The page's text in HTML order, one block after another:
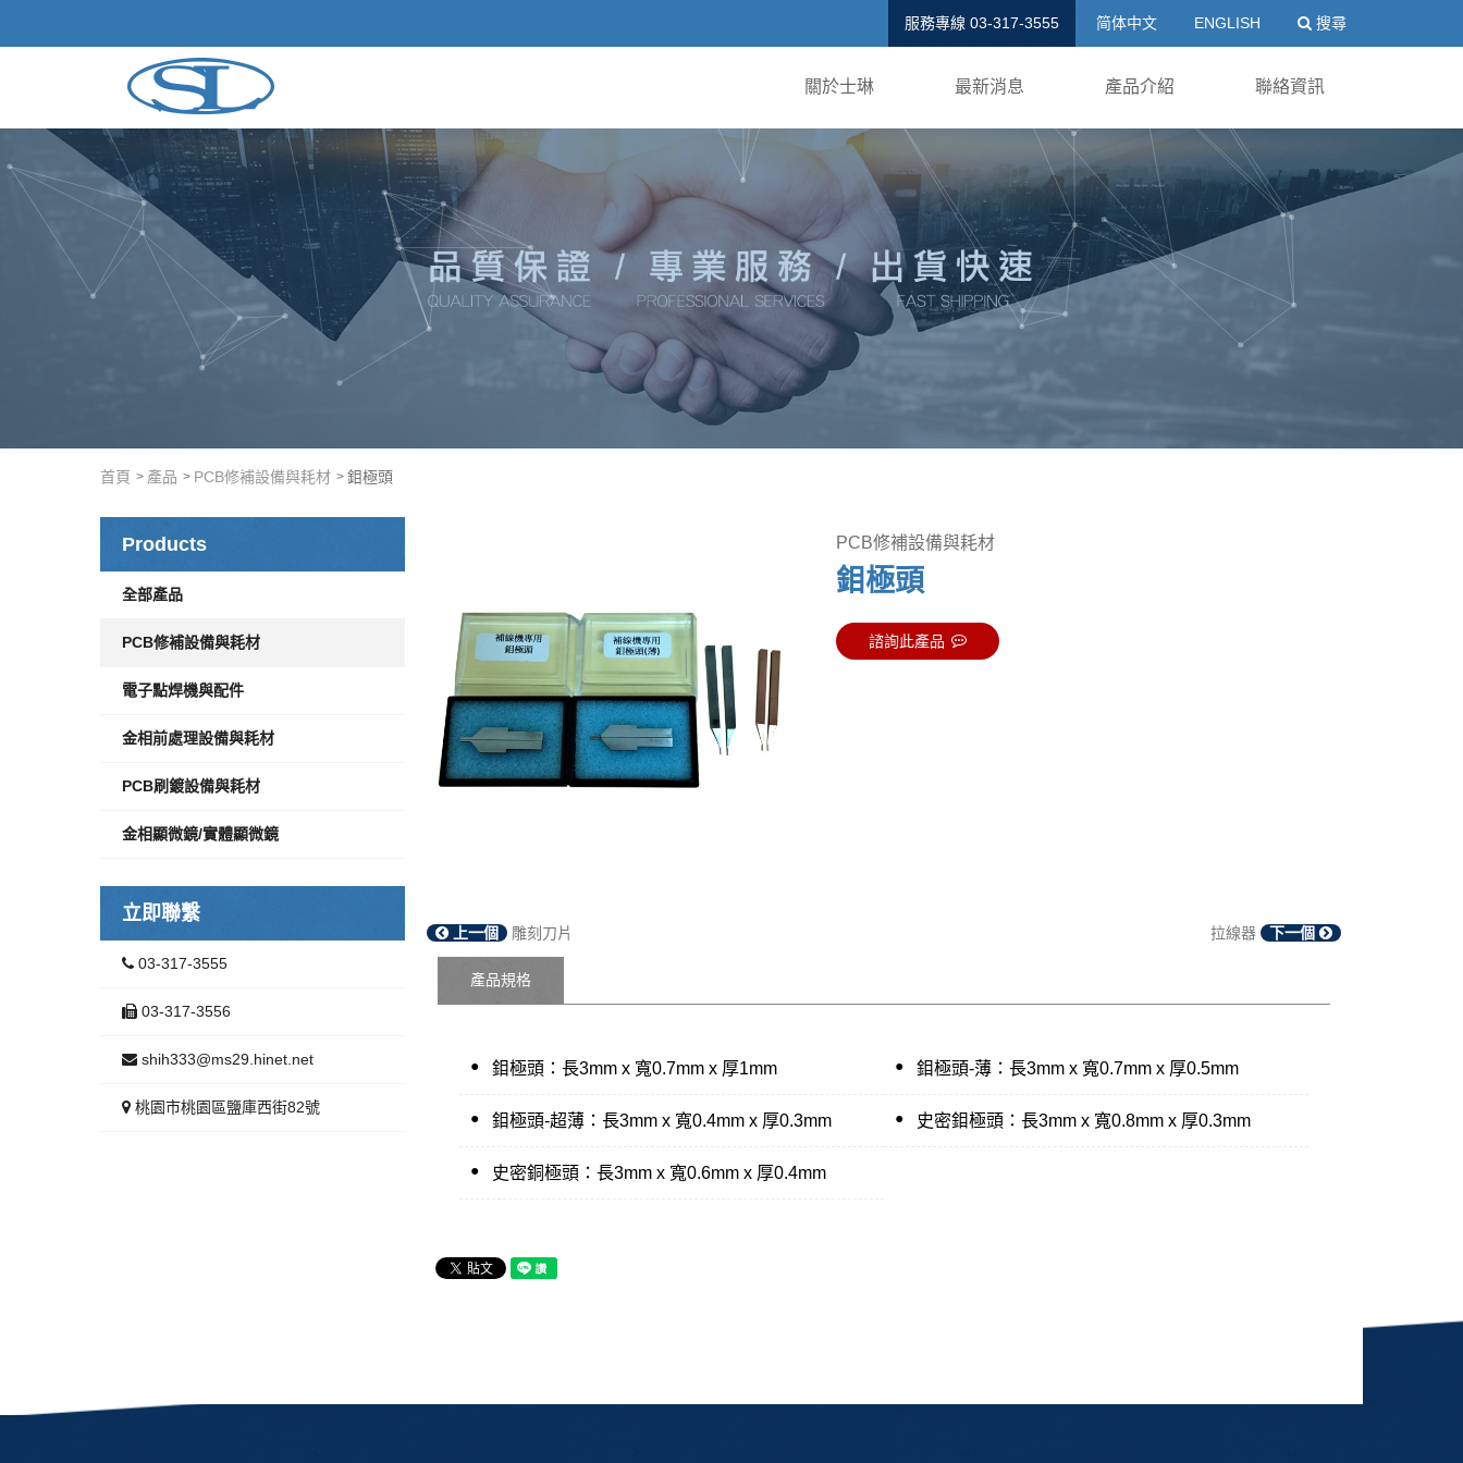
送出
服務專線 03-317-3555 简体中文 ENGLISH 搜尋
關於士琳 最新消息 產品介紹 聯絡資訊
首頁 產品 PCB修補設備與耗材 鉬極頭
Products
全部產品
PCB修補設備與耗材
電子點焊機與配件
金相前處理設備與耗材
PCB刷鍍設備與耗材
金相顯微鏡/實體顯微鏡
立即聯繫
03-317-3555
03-317-3556
shih333@ms29.hinet.net
桃園市桃園區鹽庫西街82號
PCB修補設備與耗材
鉬極頭
諮詢此產品
上一個 雕刻刀片 拉線器 下一個
產品規格
● 鉬極頭：長3mm x 寬0.7mm x 厚1mm ● 鉬極頭-薄：長3mm x 寬0.7mm x 厚0.5mm
● 鉬極頭-超薄：長3mm x 寬0.4mm x 厚0.3mm ● 史密鉬極頭：長3mm x 寬0.8mm x 厚0.3mm
● 史密銅極頭：長3mm x 寬0.6mm x 厚0.4mm